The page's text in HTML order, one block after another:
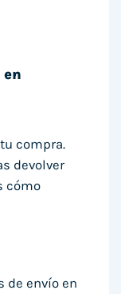
compra.
devolver
cómo
de envío en